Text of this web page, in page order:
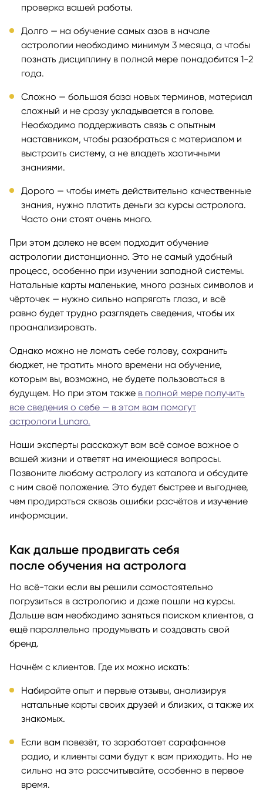
проверка вашей работы.
Долго — на обучение самых азов в начале
астрологии необходимо минимум 3 месяца, а чтобы
познать дисциплину в полной мере понадобится 1-2
года.
Сложно — большая база новых терминов, материал
сложный и не сразу укладывается в голове.
Необходимо поддерживать связь с опытным
наставником, чтобы разобраться с материалом и
выстроить систему, а не владеть хаотичными
знаниями.
Дорого — чтобы иметь действительно качественные
знания, нужно платить деньги за курсы астролога.
Часто они стоят очень много.
При этом далеко не всем подходит обучение
астрологии дистанционно. Это не самый удобный
процесс, особенно при изучении западной системы.
Натальные карты маленькие, много разных символов и
чёрточек — нужно сильно напрягать глаза, и всё
равно будет трудно разглядеть сведения, чтобы их
проанализировать.
Однако можно не ломать себе голову, сохранить
бюджет, не тратить много времени на обучение,
которым вы, возможно, не будете пользоваться в
будущем. Но при этом также в полной мере получить
все сведения о себе — в этом вам помогут
астрологи Lunaro.
Наши эксперты расскажут вам всё самое важное о
вашей жизни и ответят на имеющиеся вопросы.
Позвоните любому астрологу из каталога и обсудите
с ним своё положение. Это будет быстрее и выгоднее,
чем продираться сквозь ошибки расчётов и изучение
информации.
Как дальше продвигать себя
после обучения на астролога
Но всё-таки если вы решили самостоятельно
погрузиться в астрологию и даже пошли на курсы.
Дальше вам необходимо заняться поиском клиентов, а
ещё параллельно продумывать и создавать свой
бренд.
Начнём с клиентов. Где их можно искать:
Набирайте опыт и первые отзывы, анализируя
натальные карты своих друзей и близких, а также их
знакомых.
Если вам повезёт, то заработает сарафанное
радио, и клиенты сами будут к вам приходить. Но не
сильно на это рассчитывайте, особенно в первое
время.